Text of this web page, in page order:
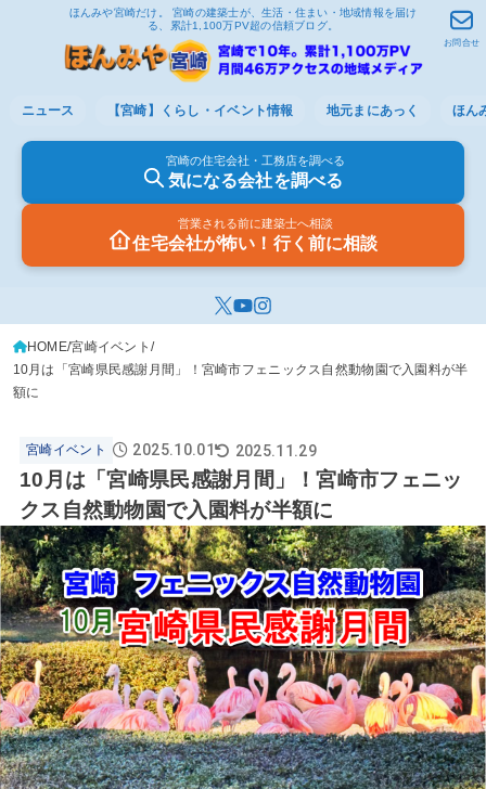
ほんみや宮崎だけ。 宮崎の建築士が、生活・住まい・地域情報を届け
る、累計1,100万PV超の信頼ブログ。
ニュース 【宮崎】くらし・イベント情報 地元まにあっく ほん
宮崎の住宅会社・工務店を調べる
気になる会社を調べる
営業される前に建築士へ相談
住宅会社が怖い！行く前に相談
お問合せ
HOME 宮崎イベント
10月は「宮崎県民感謝月間」！宮崎市フェニックス自然動物園で入園料が半
額に
宮崎イベント 2025.10.01 2025.11.29
10月は「宮崎県民感謝月間」！宮崎市フェニッ
クス自然動物園で入園料が半額に